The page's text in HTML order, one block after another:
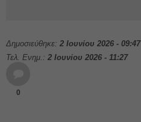
Δημοσιεύθηκε: 2 Ιουνίου 2026 - 09:47
Τελ. Ενημ.: 2 Ιουνίου 2026 - 11:27
0